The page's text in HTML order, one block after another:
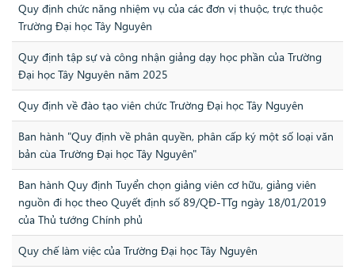
Quy định chức năng nhiệm vụ của các đơn vị thuộc, trực thuộc
Trường Đại học Tây Nguyên
Quy định tập sự và công nhận giảng dạy học phần của Trường
Đại học Tây Nguyên năm 2025
Quy định về đào tạo viên chức Trường Đại học Tây Nguyên
Ban hành "Quy định về phân quyền, phân cấp ký một số loại văn
bản cùa Trường Đại học Tây Nguyên"
Ban hành Quy định Tuyển chọn giảng viên cơ hữu, giảng viên
nguồn đi học theo Quyết định số 89/QĐ-TTg ngày 18/01/2019
của Thủ tướng Chính phủ
Quy chế làm việc của Trường Đại học Tây Nguyên